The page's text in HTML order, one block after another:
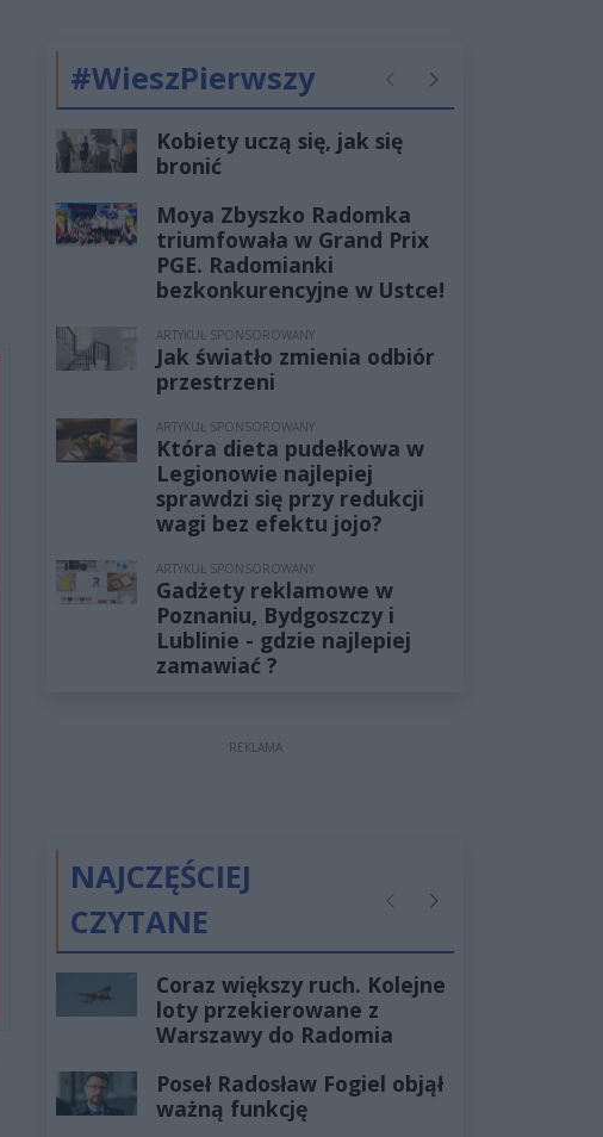
#WieszPierwszy PoprzednieNastępne
Kobiety uczą się, jak się
bronić
Moya Zbyszko Radomka
triumfowała w Grand Prix
PGE. Radomianki
bezkonkurencyjne w Ustce!
ARTYKUŁ SPONSOROWANY
Jak światło zmienia odbiór
przestrzeni
ARTYKUŁ SPONSOROWANY
Która dieta pudełkowa w
Legionowie najlepiej
sprawdzi się przy redukcji
wagi bez efektu jojo?
ARTYKUŁ SPONSOROWANY
Gadżety reklamowe w
Poznaniu, Bydgoszczy i
Lublinie - gdzie najlepiej
zamawiać ?
REKLAMA
NAJCZĘŚCIEJ
CZYTANE
PoprzednieNastępne
Coraz większy ruch. Kolejne
loty przekierowane z
Warszawy do Radomia
Poseł Radosław Fogiel objął
ważną funkcję